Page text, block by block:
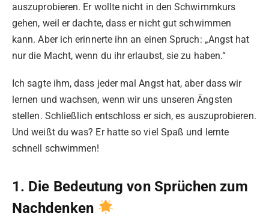
auszuprobieren. Er wollte nicht in den Schwimmkurs
gehen, weil er dachte, dass er nicht gut schwimmen
kann. Aber ich erinnerte ihn an einen Spruch: „Angst hat
nur die Macht, wenn du ihr erlaubst, sie zu haben.“
Ich sagte ihm, dass jeder mal Angst hat, aber dass wir
lernen und wachsen, wenn wir uns unseren Ängsten
stellen. Schließlich entschloss er sich, es auszuprobieren.
Und weißt du was? Er hatte so viel Spaß und lernte
schnell schwimmen!
1. Die Bedeutung von Sprüchen zum
Nachdenken